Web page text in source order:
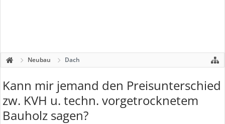
Neubau Dach
Kann mir jemand den Preisunterschied
zw. KVH u. techn. vorgetrocknetem
Bauholz sagen?